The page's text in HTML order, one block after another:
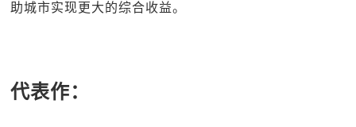
助城市实现更大的综合收益。
代表作：